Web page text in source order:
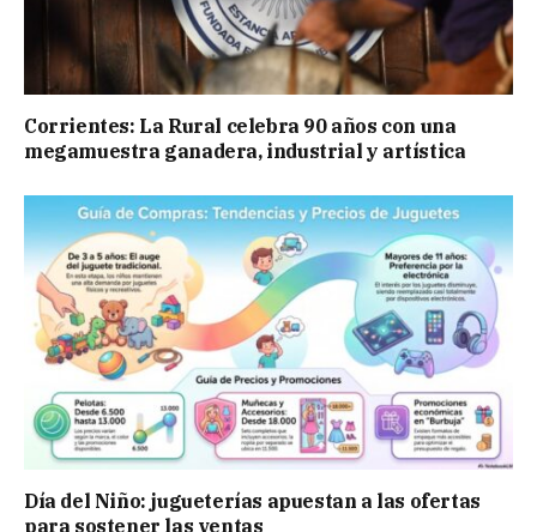
Corrientes: La Rural celebra 90 años con una
megamuestra ganadera, industrial y artística
Día del Niño: jugueterías apuestan a las ofertas
para sostener las ventas